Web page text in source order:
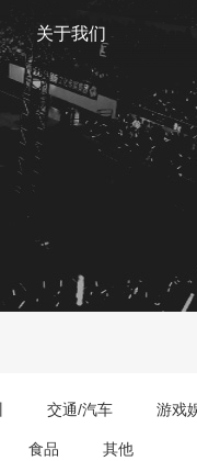
关于我们
交通/汽车 游戏
食品 其他